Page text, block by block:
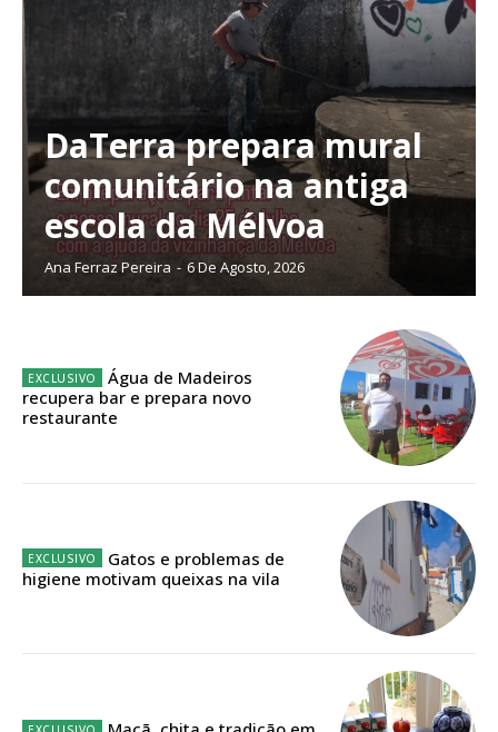
Planos de Assinatura
Faça-se assinante do Região de Cister e ajude-nos a manter este serviço
Sendo assinante terá acesso a todos os conteúdos exclusivos e versões
Escolha o plano de assinatura desejado:
ASSINATURA
DaTerra prepara mural
comunitário na antiga
escola da Mélvoa
Ana Ferraz Pereira - 6 De Agosto, 2026
Água de Madeiros
recupera bar e prepara novo
restaurante
Gatos e problemas de
higiene motivam queixas na vila